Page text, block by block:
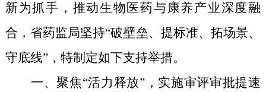
新为抓手，推动生物医药与康养产业深度融
合，省药监局坚持“破壁垒、提标准、拓场景、
守底线”，特制定如下支持举措。
一、聚焦“活力释放”，实施审评审批提速